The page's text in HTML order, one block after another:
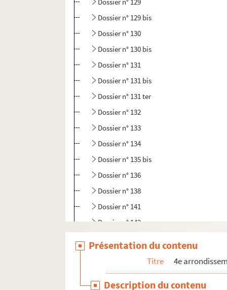
Dossier n° 129 bis
Dossier n° 130
Dossier n° 130 bis
Dossier n° 131
Dossier n° 131 bis
Dossier n° 131 ter
Dossier n° 132
Dossier n° 133
Dossier n° 134
Dossier n° 135 bis
Dossier n° 136
Dossier n° 138
Dossier n° 141
Dossier n° 142
Dossier n° 145
Présentation du contenu
Titre 4e
Description du contenu